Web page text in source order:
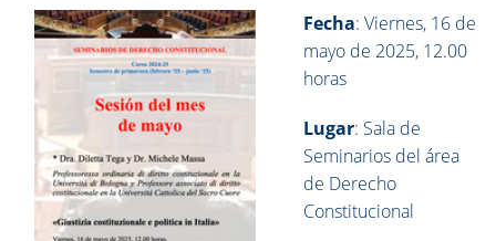
Fecha: Viernes, 16 de
mayo de 2025, 12.00
horas
Lugar: Sala de
Seminarios del área
de Derecho
Constitucional